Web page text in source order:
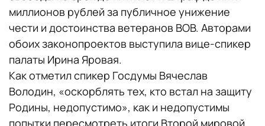
миллионов рублей за публичное унижение
чести и достоинства ветеранов ВОВ. Авторами
обоих законопроектов выступила вице-спикер
палаты Ирина Яровая.
Как отметил спикер Госдумы Вячеслав
Володин, «оскорблять тех, кто встал на защиту
Родины, недопустимо», как и недопустимы
попытки пересмотреть итоги Второй мировой